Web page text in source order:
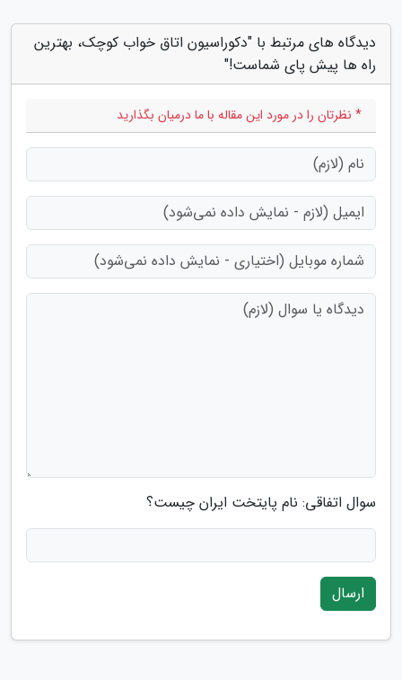
دیدگاه های مرتبط با "دکوراسیون اتاق خواب کوچک، بهترین
راه ها پیش پای شماست!"
* نظرتان را در مورد این مقاله با ما درمیان بگذارید
سوال اتفاقی: نام پایتخت ایران چیست؟
ارسال